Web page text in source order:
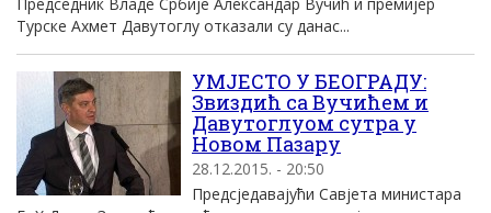
Турске Ахмет Давутоглу отказали су данас...
УМЈЕСТО У БЕОГРАДУ:
Звиздић са Вучићем и
Давутоглуом сутра у
Новом Пазару
28.12.2015. - 20:50
Предсједавајући Савјета министара